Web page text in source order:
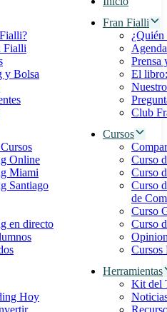
Fialli
y Bolsa
Online
Miami
Santiago
en directo
Hoy
Fran Fialli
Prensa
El
Club
Cursos
Curso
Curso
Curso
de
Curso
Curso
Cursos
Herramientas
Kit del